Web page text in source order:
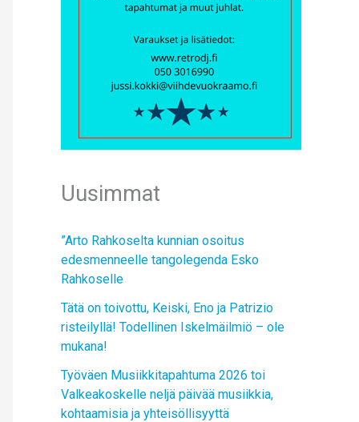
Uusimmat
”Arto Rahkoselta kunnian osoitus
edesmenneelle tangolegenda Esko
Rahkoselle
Tätä on toivottu, Keiski, Eno ja Patrizio
risteilyllä! Todellinen Iskelmäilmiö – ole
mukana!
Työväen Musiikkitapahtuma 2026 toi
Valkeakoskelle neljä päivää musiikkia,
kohtaamisia ja yhteisöllisyyttä